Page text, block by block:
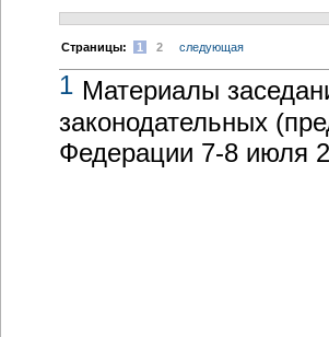
Cтраницы: 1 2 следующая
1 Материалы
законодательных
Федерации 7-8 июля